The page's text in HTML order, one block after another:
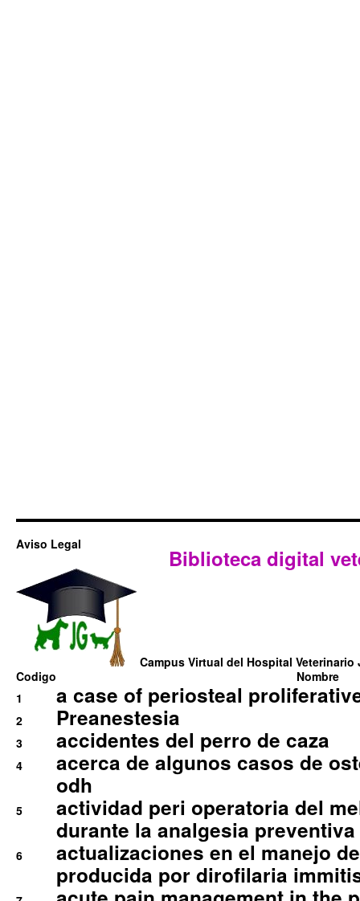
Aviso Legal
Biblioteca digital
Campus Virtual del Hospital Veterinario
Codigo
Nombre
1
a case of periosteal
2 Preanestesia
3 accidentes del perro de caza
4
acerca de algunos casos de
odh
5
actividad peri operatoria del
durante la analgesia
6
actualizaciones en el manejo
producida por dirofilaria